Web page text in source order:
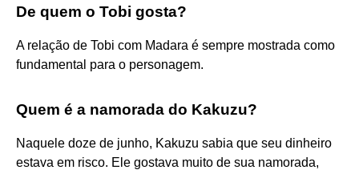
De quem o Tobi gosta?
A relação de Tobi com Madara é sempre mostrada como
fundamental para o personagem.
Quem é a namorada do Kakuzu?
Naquele doze de junho, Kakuzu sabia que seu dinheiro
estava em risco. Ele gostava muito de sua namorada,